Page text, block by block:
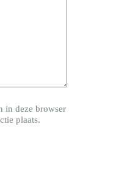
in deze browser
plaats.